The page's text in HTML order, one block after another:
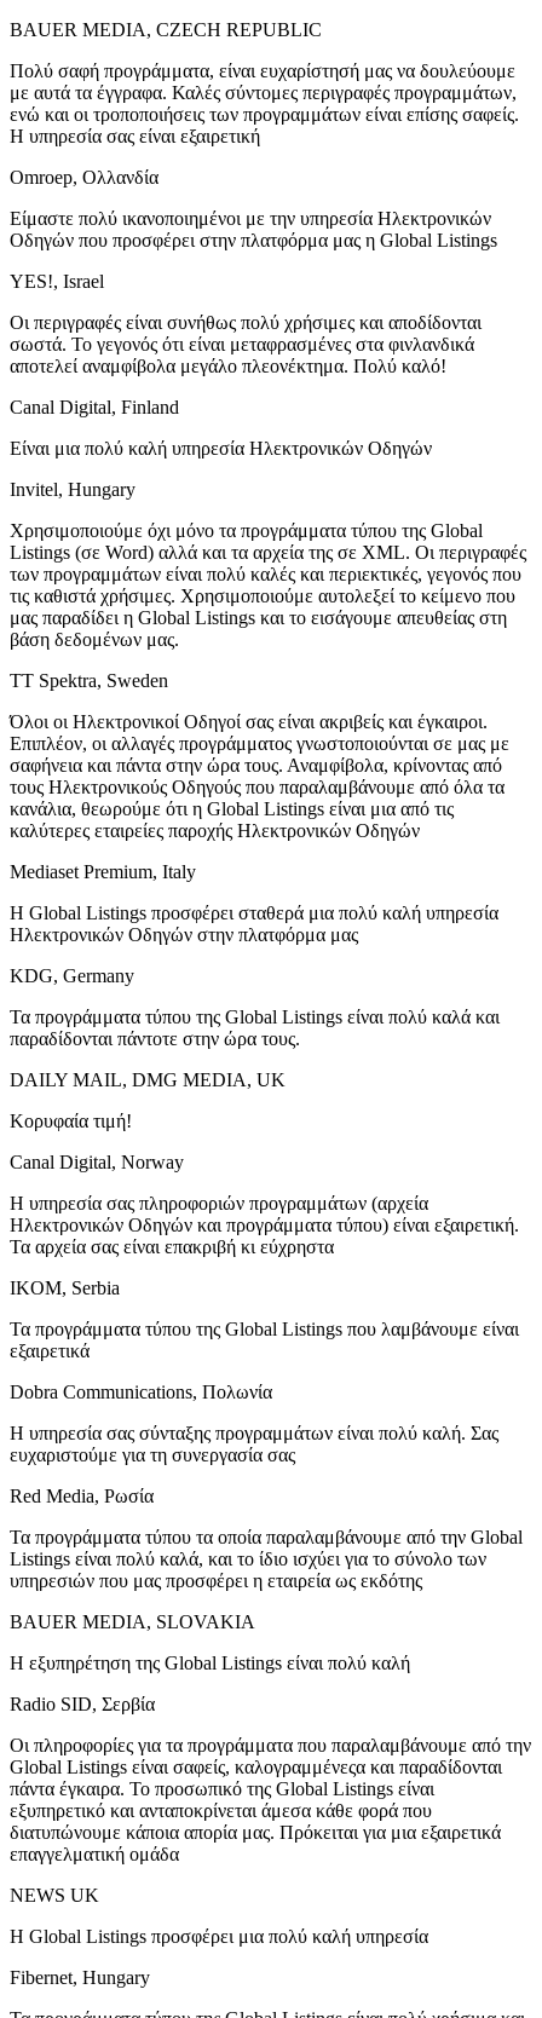
BAUER MEDIA, CZECH REPUBLIC
Πολύ σαφή προγράμματα, είναι ευχαρίστησή μας να δουλεύουμε
με αυτά τα έγγραφα. Καλές σύντομες περιγραφές προγραμμάτων,
ενώ και οι τροποποιήσεις των προγραμμάτων είναι επίσης σαφείς.
Η υπηρεσία σας είναι εξαιρετική
Omroep, Ολλανδία
Είμαστε πολύ ικανοποιημένοι με την υπηρεσία Ηλεκτρονικών
Οδηγών που προσφέρει στην πλατφόρμα μας η Global Listings
YES!, Israel
Οι περιγραφές είναι συνήθως πολύ χρήσιμες και αποδίδονται
σωστά. Το γεγονός ότι είναι μεταφρασμένες στα φινλανδικά
αποτελεί αναμφίβολα μεγάλο πλεονέκτημα. Πολύ καλό!
Canal Digital, Finland
Είναι μια πολύ καλή υπηρεσία Ηλεκτρονικών Οδηγών
Invitel, Hungary
Χρησιμοποιούμε όχι μόνο τα προγράμματα τύπου της Global
Listings (σε Word) αλλά και τα αρχεία της σε XML. Οι περιγραφές
των προγραμμάτων είναι πολύ καλές και περιεκτικές, γεγονός που
τις καθιστά χρήσιμες. Χρησιμοποιούμε αυτολεξεί το κείμενο που
μας παραδίδει η Global Listings και το εισάγουμε απευθείας στη
βάση δεδομένων μας.
TT Spektra, Sweden
Όλοι οι Ηλεκτρονικοί Οδηγοί σας είναι ακριβείς και έγκαιροι.
Επιπλέον, οι αλλαγές προγράμματος γνωστοποιούνται σε μας με
σαφήνεια και πάντα στην ώρα τους. Αναμφίβολα, κρίνοντας από
τους Ηλεκτρονικούς Οδηγούς που παραλαμβάνουμε από όλα τα
κανάλια, θεωρούμε ότι η Global Listings είναι μια από τις
καλύτερες εταιρείες παροχής Ηλεκτρονικών Οδηγών
Mediaset Premium, Italy
Η Global Listings προσφέρει σταθερά μια πολύ καλή υπηρεσία
Ηλεκτρονικών Οδηγών στην πλατφόρμα μας
KDG, Germany
Τα προγράμματα τύπου της Global Listings είναι πολύ καλά και
παραδίδονται πάντοτε στην ώρα τους.
DAILY MAIL, DMG MEDIA, UK
Κορυφαία τιμή!
Canal Digital, Norway
Η υπηρεσία σας πληροφοριών προγραμμάτων (αρχεία
Ηλεκτρονικών Οδηγών και προγράμματα τύπου) είναι εξαιρετική.
Τα αρχεία σας είναι επακριβή κι εύχρηστα
IKOM, Serbia
Τα προγράμματα τύπου της Global Listings που λαμβάνουμε είναι
εξαιρετικά
Dobra Communications, Πολωνία
Η υπηρεσία σας σύνταξης προγραμμάτων είναι πολύ καλή. Σας
ευχαριστούμε για τη συνεργασία σας
Red Media, Ρωσία
Τα προγράμματα τύπου τα οποία παραλαμβάνουμε από την Global
Listings είναι πολύ καλά, και το ίδιο ισχύει για το σύνολο των
υπηρεσιών που μας προσφέρει η εταιρεία ως εκδότης
BAUER MEDIA, SLOVAKIA
Η εξυπηρέτηση της Global Listings είναι πολύ καλή
Radio SID, Σερβία
Οι πληροφορίες για τα προγράμματα που παραλαμβάνουμε από την
Global Listings είναι σαφείς, καλογραμμένεςα και παραδίδονται
πάντα έγκαιρα. Το προσωπικό της Global Listings είναι
εξυπηρετικό και ανταποκρίνεται άμεσα κάθε φορά που
διατυπώνουμε κάποια απορία μας. Πρόκειται για μια εξαιρετικά
επαγγελματική ομάδα
NEWS UK
Η Global Listings προσφέρει μια πολύ καλή υπηρεσία
Fibernet, Hungary